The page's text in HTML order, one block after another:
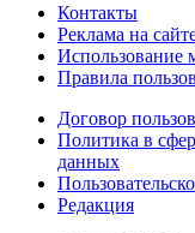
Контакты
Реклама на
Использование
Правила
Договор
Политика в
данных
Редакция